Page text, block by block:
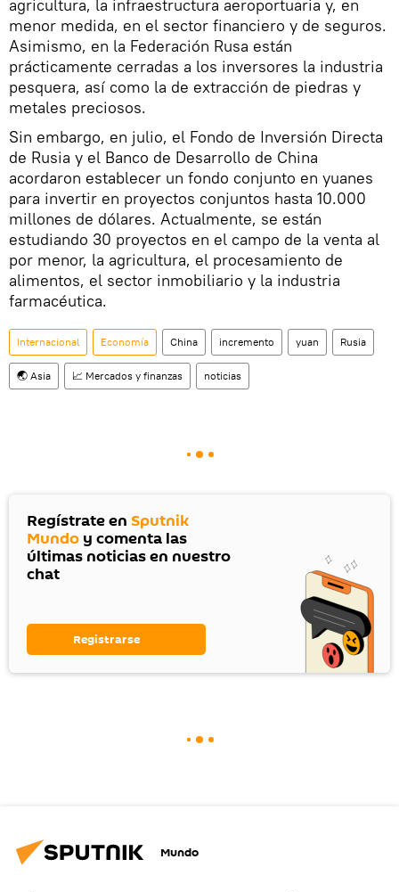
agricultura, la infraestructura aeroportuaria y, en
menor medida, en el sector financiero y de seguros.
Asimismo, en la Federación Rusa están
prácticamente cerradas a los inversores la industria
pesquera, así como la de extracción de piedras y
metales preciosos.
Sin embargo, en julio, el Fondo de Inversión Directa
de Rusia y el Banco de Desarrollo de China
acordaron establecer un fondo conjunto en yuanes
para invertir en proyectos conjuntos hasta 10.000
millones de dólares. Actualmente, se están
estudiando 30 proyectos en el campo de la venta al
por menor, la agricultura, el procesamiento de
alimentos, el sector inmobiliario y la industria
farmacéutica.
Internacional Economía China incremento yuan Rusia
🌏 Asia 📈 Mercados y finanzas noticias
Regístrate en Sputnik
Mundo y comenta las
últimas noticias en nuestro
chat
Registrarse
Mundo